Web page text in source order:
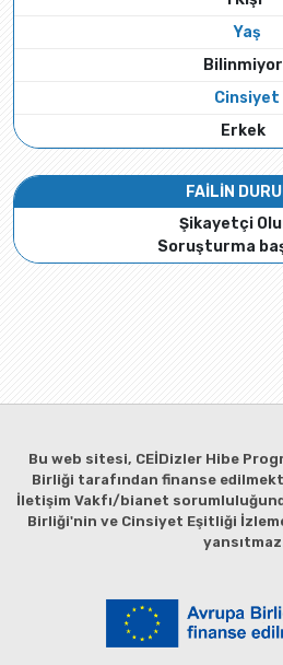
Yaş
Bilinmiyor
Cinsiyet
Erkek
FAİLİN
Şikayetçi
Soruşturma
Bu web sitesi, CEİDizler Hibe
Birliği tarafından finanse
İletişim Vakfı/bianet
Birliği'nin ve Cinsiyet Eşitliği